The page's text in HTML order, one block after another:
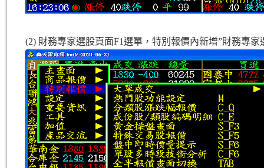
(2) 財務專家選股頁面F1選單，特別報價內新增”財務專家